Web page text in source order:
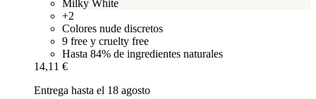
Milky White
+2
Colores nude discretos
9 free y cruelty free
Hasta 84% de ingredientes naturales
14,11 €
Entrega hasta el 18 agosto